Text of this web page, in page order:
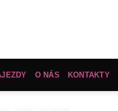
O NÁS KONTAKTY